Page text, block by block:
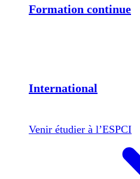
Formation continue
International
Venir étudier à l’ESPCI